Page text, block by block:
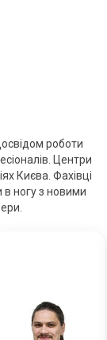
роботи
Центри
Києва. Фахівці
в ногу з новими